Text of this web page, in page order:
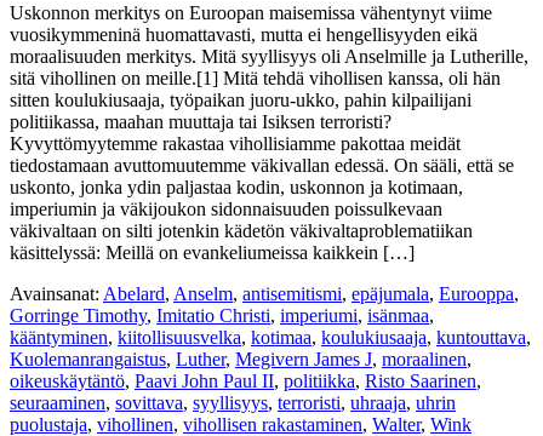
Uskonnon merkitys on Euroopan maisemissa vähentynyt viime
vuosikymmeninä huomattavasti, mutta ei hengellisyyden eikä
moraalisuuden merkitys. Mitä syyllisyys oli Anselmille ja Lutherille,
sitä vihollinen on meille.[1] Mitä tehdä vihollisen kanssa, oli hän
sitten koulukiusaaja, työpaikan juoru-ukko, pahin kilpailijani
politiikassa, maahan muuttaja tai Isiksen terroristi?
Kyvyttömyytemme rakastaa vihollisiamme pakottaa meidät
tiedostamaan avuttomuutemme väkivallan edessä. On sääli, että se
uskonto, jonka ydin paljastaa kodin, uskonnon ja kotimaan,
imperiumin ja väkijoukon sidonnaisuuden poissulkevaan
väkivaltaan on silti jotenkin kädetön väkivaltaproblematiikan
käsittelyssä: Meillä on evankeliumeissa kaikkein […]
Avainsanat: Abelard, Anselm, antisemitismi, epäjumala, Eurooppa,
Gorringe Timothy, Imitatio Christi, imperiumi, isänmaa,
kääntyminen, kiitollisuusvelka, kotimaa, koulukiusaaja, kuntouttava,
Kuolemanrangaistus, Luther, Megivern James J, moraalinen,
oikeuskäytäntö, Paavi John Paul II, politiikka, Risto Saarinen,
seuraaminen, sovittava, syyllisyys, terroristi, uhraaja, uhrin
puolustaja, vihollinen, vihollisen rakastaminen, Walter, Wink